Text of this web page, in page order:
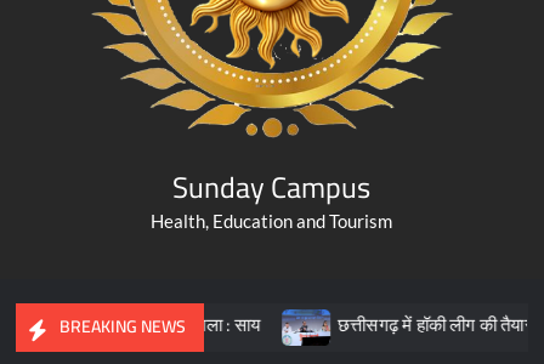
Sunday Campus
Health, Education and Tourism
BREAKING NEWS
की आधारशिला : साय छत्तीसगढ़ में हॉकी लीग की तैयारी, क्रीड़ा